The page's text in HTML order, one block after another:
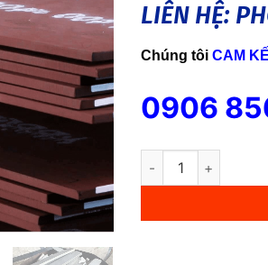
LIÊN HỆ:
Chúng tôi CAM
0906
Material Hardox